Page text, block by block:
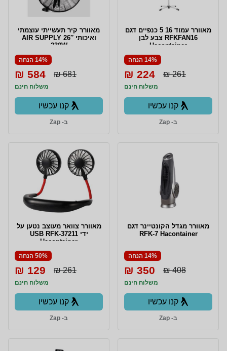
מאוורר עמוד 16 5 כנפיים דגם
RFKFAN16 צבע לבן
Hacontainer
14% הנחה
261 ₪
224 ₪
משלוח חינם
קנו עכשיו
ב- Zap
מאוורר קיר תעשייתי עוצמתי
ואיכותי AIR SUPPLY 26″
230W
14% הנחה
681 ₪
584 ₪
משלוח חינם
קנו עכשיו
ב- Zap
‏מאוורר מגדל הקונטיינר דגם
RFK-7 Hacontainer
14% הנחה
408 ₪
350 ₪
משלוח חינם
קנו עכשיו
ב- Zap
מאוורר צוואר מעוצב נטען על
ידי USB RFK-37211
Hacontainer
50% הנחה
261 ₪
129 ₪
משלוח חינם
קנו עכשיו
ב- Zap